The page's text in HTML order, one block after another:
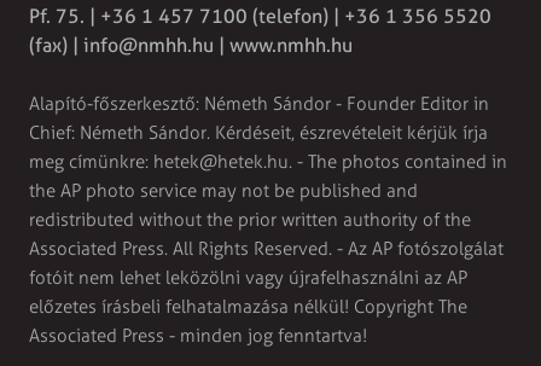
Pf. 75. | +36 1 457 7100 (telefon) | +36 1 356 5520
(fax) | info@nmhh.hu | www.nmhh.hu
Alapító-főszerkesztő: Németh Sándor - Founder Editor in
Chief: Németh Sándor. Kérdéseit, észrevételeit kérjük írja
meg címünkre: hetek@hetek.hu. - The photos contained in
the AP photo service may not be published and
redistributed without the prior written authority of the
Associated Press. All Rights Reserved. - Az AP fotószolgálat
fotóit nem lehet leközölni vagy újrafelhasználni az AP
előzetes írásbeli felhatalmazása nélkül! Copyright The
Associated Press - minden jog fenntartva!